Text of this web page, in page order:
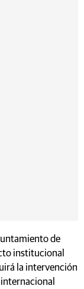
de
institucional
la intervención